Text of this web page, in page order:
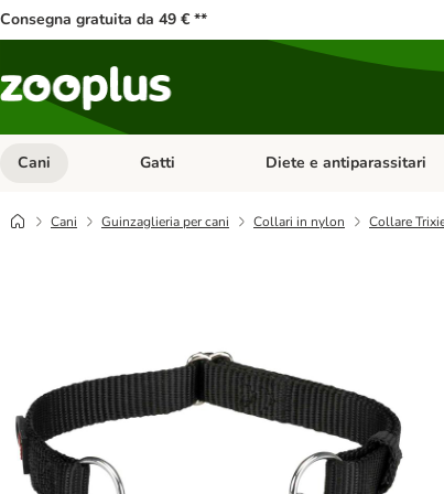
Consegna gratuita da 49 € **
Cani Apri Menu Categoria: Cani
Gatti Apri Menu Categoria: Gatti
Diete e antiparassitari
Cani Guinzaglieria per cani Collari in nylon Collare